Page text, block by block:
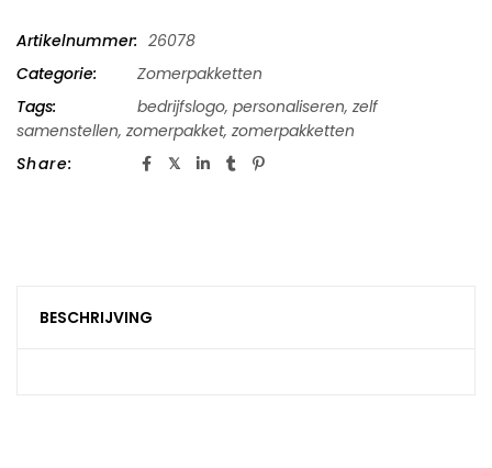
Artikelnummer: 26078
Categorie:
Zomerpakketten
Tags:
bedrijfslogo, personaliseren, zelf
samenstellen, zomerpakket, zomerpakketten
Share:
BESCHRIJVING